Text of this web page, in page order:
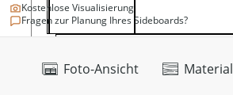
Foto-Ansicht Material
Kostenlose Visualisierung
Fragen zur Planung Ihres Sideboards?